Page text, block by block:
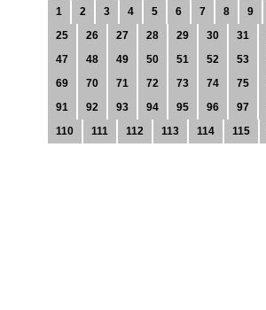
1 2 3 4 5 6 7 8 9
25
26 27 28 29 30 31
47
48 49 50 51 52 53
69
70 71 72 73 74 75
91
92 93 94 95 96 97
110
111 112 113 114 115